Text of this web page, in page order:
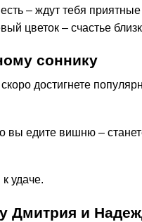
есть – ждут тебя
цветок – счастье
соннику
достигнете
вы едите вишню –
удаче.
Дмитрия и